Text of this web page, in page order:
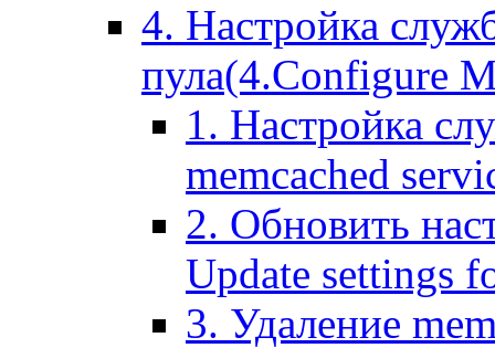
4. Настройка
пула(4.Configure
1. Настройка
memcached
2. Обновить
Update settings
3. Удаление